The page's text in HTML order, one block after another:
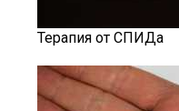
Терапия от СПИДа